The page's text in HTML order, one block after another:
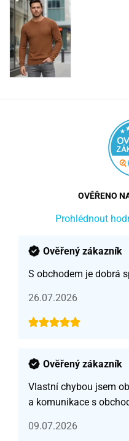
OVĚŘENO
Prohlédnout
Ověřený zákazník
S obchodem je dobrá
26.07.2026
Ověřený zákazník
Vlastní chybou jsem
a komunikace s
09.07.2026